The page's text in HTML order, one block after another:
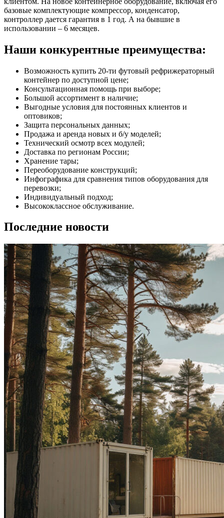
базовые комплектующие компрессор, конденсатор,
контроллер дается гарантия в 1 год. А на бывшие в
использовании – 6 месяцев.
Наши конкурентные преимущества:
Возможность купить 20-ти футовый рефрижераторный
контейнер по доступной цене;
Консультационная помощь при выборе;
Большой ассортимент в наличие;
Выгодные условия для постоянных клиентов и
оптовиков;
Защита персональных данных;
Продажа и аренда новых и б/у моделей;
Технический осмотр всех модулей;
Доставка по регионам России;
Хранение тары;
Переоборудование конструкций;
Инфографика для сравнения типов оборудования для
перевозки;
Индивидуальный подход;
Высококлассное обслуживание.
Последние новости